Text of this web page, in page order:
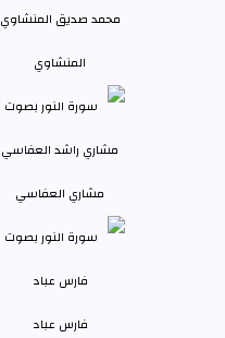
المنشاوي
مشاري العفاسي
فارس عباد